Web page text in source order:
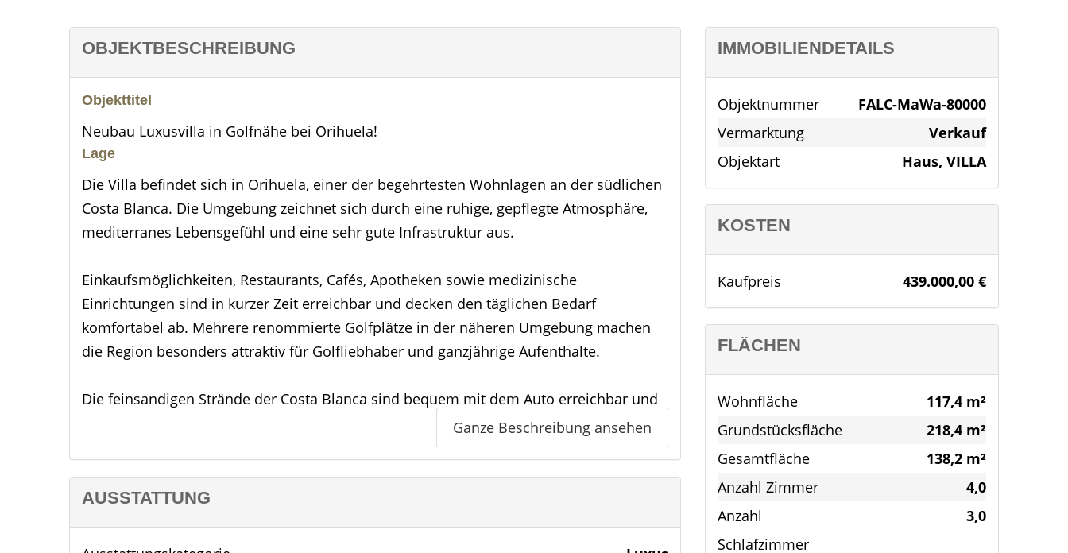
OBJEKTBESCHREIBUNG
Objekttitel
Neubau Luxusvilla in Golfnähe bei Orihuela!
Lage
Die Villa befindet sich in Orihuela, einer der begehrtesten Wohnlagen an der südlichen
Costa Blanca. Die Umgebung zeichnet sich durch eine ruhige, gepflegte Atmosphäre,
mediterranes Lebensgefühl und eine sehr gute Infrastruktur aus.
Einkaufsmöglichkeiten, Restaurants, Cafés, Apotheken sowie medizinische
Einrichtungen sind in kurzer Zeit erreichbar und decken den täglichen Bedarf
komfortabel ab. Mehrere renommierte Golfplätze in der näheren Umgebung machen
die Region besonders attraktiv für Golfliebhaber und ganzjährige Aufenthalte.
Die feinsandigen Strände der Costa Blanca sind bequem mit dem Auto erreichbar und
bieten ideale Bedingungen für Badevergnügen, Wassersport und Erholung zu jeder
Jahreszeit. Gleichzeitig profitieren Sie von einer hervorragenden Verkehrsanbindung:
unkomplizierte nationale und internationale Anbindung.
Ganze Beschreibung ansehen
AUSSTATTUNG
IMMOBILIENDETAILS
Objektnummer
FALC-MaWa-80000
Vermarktung
Verkauf
Objektart
Haus, VILLA
KOSTEN
Kaufpreis 439.000,00 €
FLÄCHEN
Wohnfläche
117,4 m²
Grundstücksfläche
218,4 m²
Gesamtfläche
138,2 m²
Anzahl Zimmer
4,0
Anzahl
Schlafzimmer
3,0